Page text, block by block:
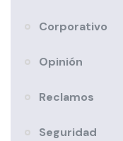
Corporativo
Opinión
Reclamos
Seguridad